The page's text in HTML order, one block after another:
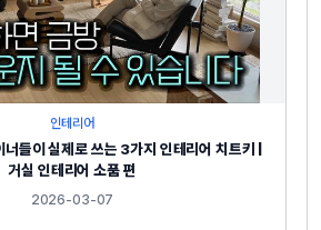
인테리어
들이 실제로 쓰는 3가지 인테리어 치트키 |
거실 인테리어 소품 편
2026-03-07